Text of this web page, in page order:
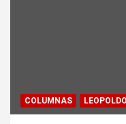
COLUMNAS